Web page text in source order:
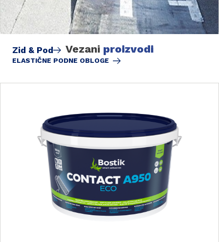
Zid & Pod
ELASTIČNE PODNE OBLOGE
Vezani proizvodi